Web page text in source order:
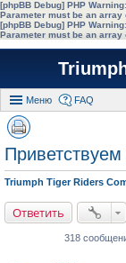
[phpBB Debug] PHP Warning
Parameter must be an array
[phpBB Debug] PHP Warning
Parameter must be an
Меню FAQ
Приветствуем
Triumph Tiger Riders
Ответить
318